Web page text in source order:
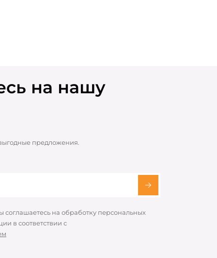
на нашу
предложения.
соглашаетесь на обработку персональных
в соответствии с